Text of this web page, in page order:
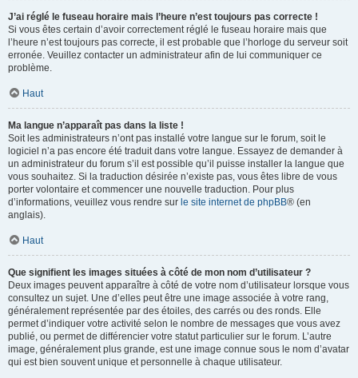
J’ai réglé le fuseau horaire mais l’heure n’est toujours pas correcte !
Si vous êtes certain d’avoir correctement réglé le fuseau horaire mais que
l’heure n’est toujours pas correcte, il est probable que l’horloge du serveur soit
erronée. Veuillez contacter un administrateur afin de lui communiquer ce
problème.
Haut
Ma langue n’apparaît pas dans la liste !
Soit les administrateurs n’ont pas installé votre langue sur le forum, soit le
logiciel n’a pas encore été traduit dans votre langue. Essayez de demander à
un administrateur du forum s’il est possible qu’il puisse installer la langue que
vous souhaitez. Si la traduction désirée n’existe pas, vous êtes libre de vous
porter volontaire et commencer une nouvelle traduction. Pour plus
d’informations, veuillez vous rendre sur le site internet de phpBB® (en
anglais).
Haut
Que signifient les images situées à côté de mon nom d’utilisateur ?
Deux images peuvent apparaître à côté de votre nom d’utilisateur lorsque vous
consultez un sujet. Une d’elles peut être une image associée à votre rang,
généralement représentée par des étoiles, des carrés ou des ronds. Elle
permet d’indiquer votre activité selon le nombre de messages que vous avez
publié, ou permet de différencier votre statut particulier sur le forum. L’autre
image, généralement plus grande, est une image connue sous le nom d’avatar
qui est bien souvent unique et personnelle à chaque utilisateur.